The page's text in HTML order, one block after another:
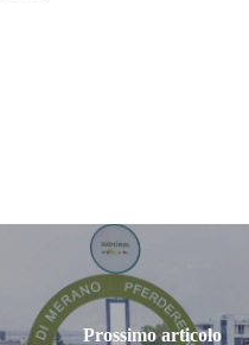
Prossimo articolo